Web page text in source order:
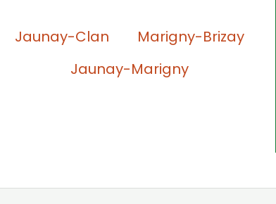
Jaunay-Clan
Marigny-Brizay
Jaunay-Marigny